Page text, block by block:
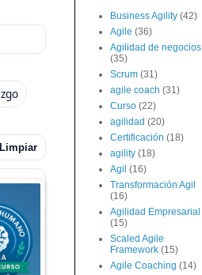
Limpiar
Business Agility (42)
Agile (36)
Agilidad de negocios
(35)
Scrum (31)
agile coach (31)
Curso (22)
agilidad (20)
Certificación (18)
agility (18)
Agil (16)
Transformación Agil
(16)
Agilidad Empresarial
(15)
Scaled Agile
Framework (15)
Agile Coaching (14)